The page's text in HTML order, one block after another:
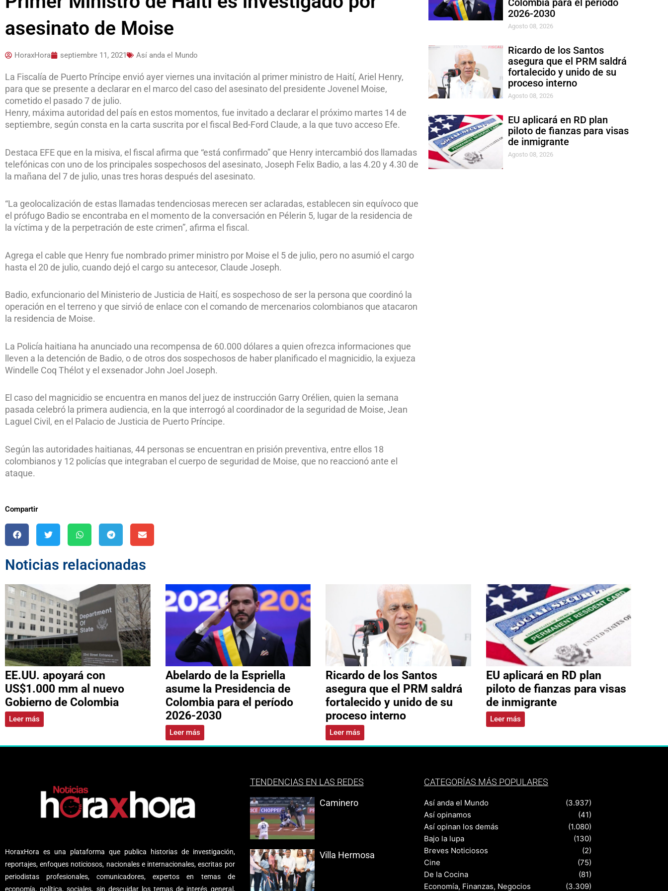
asesinato de Moise
HoraxHora septiembre 11, 2021 Así anda el Mundo
La Fiscalía de Puerto Príncipe envió ayer viernes una invitación al primer ministro de Haití, Ariel Henry,
para que se presente a declarar en el marco del caso del asesinato del presidente Jovenel Moise,
cometido el pasado 7 de julio.
Henry, máxima autoridad del país en estos momentos, fue invitado a declarar el próximo martes 14 de
septiembre, según consta en la carta suscrita por el fiscal Bed-Ford Claude, a la que tuvo acceso Efe.
Destaca EFE que en la misiva, el fiscal afirma que “está confirmado” que Henry intercambió dos llamadas
telefónicas con uno de los principales sospechosos del asesinato, Joseph Felix Badio, a las 4.20 y 4.30 de
la mañana del 7 de julio, unas tres horas después del asesinato.
“La geolocalización de estas llamadas tendenciosas merecen ser aclaradas, establecen sin equívoco que
el prófugo Badio se encontraba en el momento de la conversación en Pélerin 5, lugar de la residencia de
la víctima y de la perpetración de este crimen”, afirma el fiscal.
Agrega el cable que Henry fue nombrado primer ministro por Moise el 5 de julio, pero no asumió el cargo
hasta el 20 de julio, cuando dejó el cargo su antecesor, Claude Joseph.
Badio, exfuncionario del Ministerio de Justicia de Haití, es sospechoso de ser la persona que coordinó la
operación en el terreno y que sirvió de enlace con el comando de mercenarios colombianos que atacaron
la residencia de Moise.
La Policía haitiana ha anunciado una recompensa de 60.000 dólares a quien ofrezca informaciones que
lleven a la detención de Badio, o de otros dos sospechosos de haber planificado el magnicidio, la exjueza
Windelle Coq Thélot y el exsenador John Joel Joseph.
El caso del magnicidio se encuentra en manos del juez de instrucción Garry Orélien, quien la semana
pasada celebró la primera audiencia, en la que interrogó al coordinador de la seguridad de Moise, Jean
Laguel Civil, en el Palacio de Justicia de Puerto Príncipe.
Según las autoridades haitianas, 44 personas se encuentran en prisión preventiva, entre ellos 18
colombianos y 12 policías que integraban el cuerpo de seguridad de Moise, que no reaccionó ante el
ataque.
Compartir
Colombia para el período
2026-2030
Agosto 08, 2026
Ricardo de los Santos
asegura que el PRM saldrá
fortalecido y unido de su
proceso interno
Agosto 08, 2026
EU aplicará en RD plan
piloto de fianzas para visas
de inmigrante
Agosto 08, 2026
Noticias relacionadas
EE.UU. apoyará con
US$1.000 mm al nuevo
Gobierno de Colombia
Leer más
Abelardo de la Espriella
asume la Presidencia de
Colombia para el período
2026-2030
Leer más
Ricardo de los Santos
asegura que el PRM saldrá
fortalecido y unido de su
proceso interno
Leer más
EU aplicará en RD plan
piloto de fianzas para visas
de inmigrante
Leer más
HoraxHora es una plataforma que publica historias de investigación,
reportajes, enfoques noticiosos, nacionales e internacionales, escritas por
periodistas profesionales, comunicadores, expertos en temas de
economía, política, sociales, sin descuidar los temas de interés general,
TENDENCIAS EN LAS REDES
Caminero
Villa Hermosa
CATEGORÍAS MÁS POPULARES
Así anda el Mundo
(3.937)
Así opinamos
(41)
Así opinan los demás
(1.080)
Bajo la lupa
(130)
Breves Noticiosos
(2)
Cine
(75)
De la Cocina
(81)
Economía, Finanzas, Negocios
(3.309)